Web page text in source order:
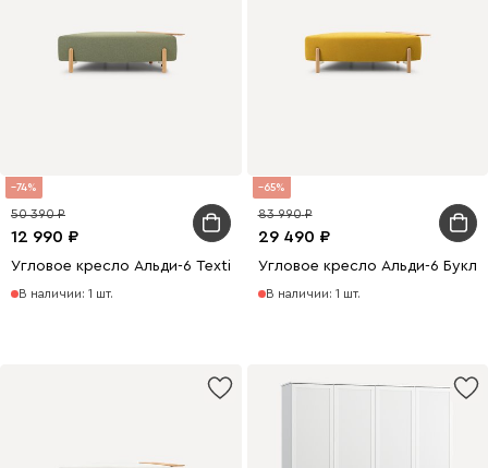
74
12 990
50 390
Угловое кресло Альди-6 Textile Grass
В наличии: 1 шт.
65
29 490
83 990
Угловое кресло Альди-6
В наличии: 1 шт.